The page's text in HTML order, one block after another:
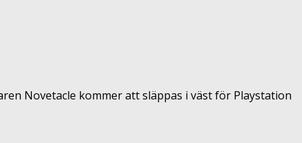
Novetacle kommer att släppas i väst för Playstation